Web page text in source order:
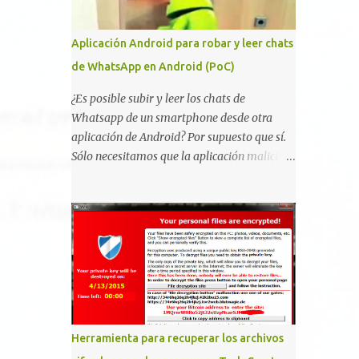
vulnerabilidad bautizada como Certighost
(CVE-2026-54121) , una elevación de
privilegios que afecta a Microsoft Active
Directory Certificate Services y que, según
Microsoft, permite que un usuario
autenticado eleve privilegios a través de la
red debido a un problema de autorización.
La vulnerabilidad ha recibido una
Certighost no es únicamente la
vulnerabilidad, sino el objetivo final.
Mientras muchos ataques contra AD CS
buscan obtener un certificado válido para ...
Aplicación Android para robar y leer chats
de WhatsApp en Android (PoC)
¿Es posible subir y leer los chats de
Whatsapp de un smartphone desde otra
aplicación de Android? Por supuesto que sí.
Sólo necesitamos que la aplicación maliciosa
(android.permission.READ_EXTERNAL_STO
RAGE). Hace unos meses se publicó en
algunos foros una guía paso a paso para
montar nuestro propio Whatsapp Stealer y
ahora Bas Bosschert ha publicado una PoC
con unas pocas modificaciones. Para
empezar con la prueba de concepto ( y ojo
que digo PoC que nos conocemos ;) )
Herramienta para recuperar los archivos